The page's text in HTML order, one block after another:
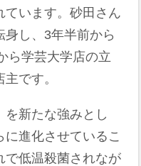
ています。砂田さん
し、3年半前から
ら学芸大学店の立
です。
新たな強みとし
進化させているこ
で低温殺菌されなが